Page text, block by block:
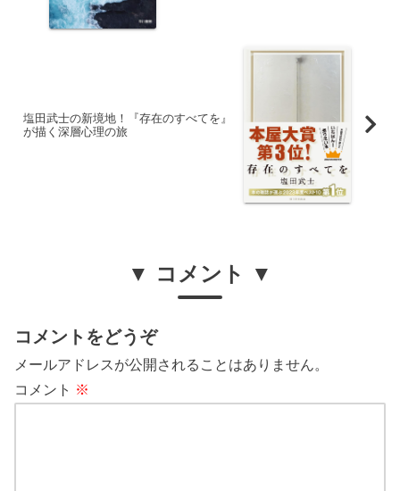
塩田武士の新境地！『存在のすべてを』
が描く深層心理の旅
▼ コメント ▼
コメントをどうぞ
メールアドレスが公開されることはありません。
コメント ※